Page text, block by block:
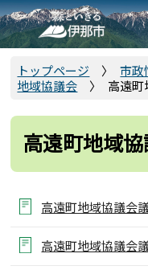
こ
の
ペ
で
トップページ 市政
地域協議会
高遠町
高遠町地域
高遠町地域協議会
高遠町地域協議会